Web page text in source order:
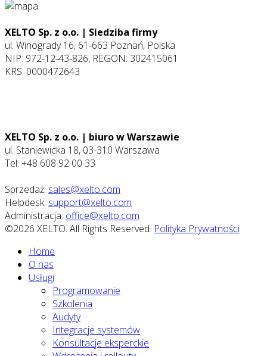
XELTO Sp. z o.o. | Siedziba firmy
ul. Winogrady 16, 61-663 Poznań, Polska
NIP: 972-12-43-826, REGON: 302415061
KRS: 0000472643
XELTO Sp. z o.o. | biuro w Warszawie
ul. Staniewicka 18, 03-310 Warszawa
Tel. +48 608 92 00 33
Sprzedaż: sales@xelto.com
Helpdesk: support@xelto.com
Administracja: office@xelto.com
©2026 XELTO. All Rights Reserved. Polityka Prywatności
Home
O nas
Usługi
Programowanie
Szkolenia
Audyty
Integracje systemów
Konsultacje eksperckie